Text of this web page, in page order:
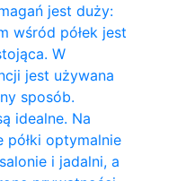
jest duży:
wśród półek jest
W
jest używana
sposób.
idealne. Na
półki optymalnie
i jadalni, a